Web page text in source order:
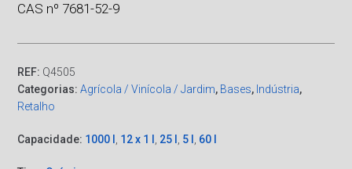
CAS nº 7681-52-9
REF: Q4505
Categorias:Agrícola / Vinícola / Jardim, Bases, Indústria,
Retalho
Capacidade: 1000 l , 12 x 1 l , 25 l , 5 l , 60 l